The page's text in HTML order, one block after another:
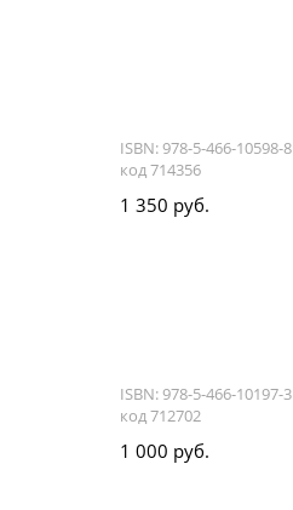
ISBN: 978-5-466-10598-8
код 714356
1 350 руб.
ISBN: 978-5-466-10197-3
код 712702
1 000 руб.